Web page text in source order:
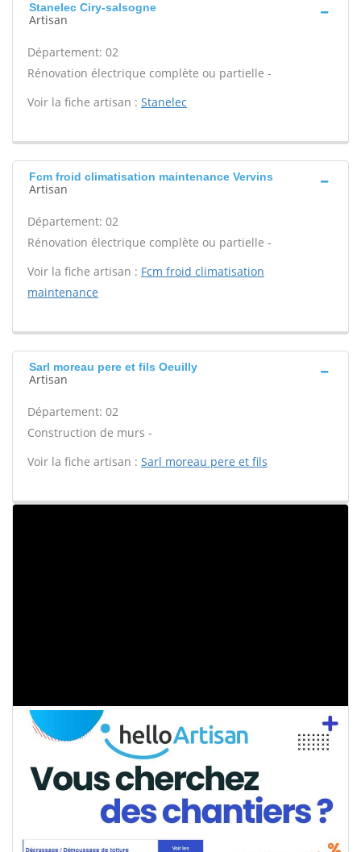
Stanelec Ciry-salsogne
Artisan
Département: 02
Rénovation électrique complète ou partielle -
Voir la fiche artisan : Stanelec
Fcm froid climatisation maintenance Vervins
Artisan
Département: 02
Rénovation électrique complète ou partielle -
Voir la fiche artisan : Fcm froid climatisation
maintenance
Sarl moreau pere et fils Oeuilly
Artisan
Département: 02
Construction de murs -
Voir la fiche artisan : Sarl moreau pere et fils